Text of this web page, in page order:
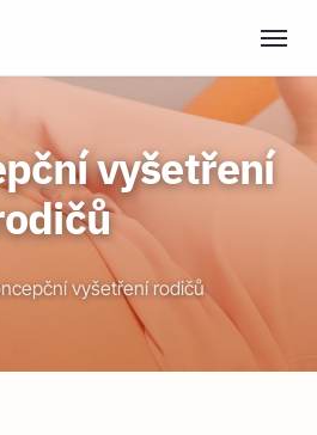
vyšetření
vyšetření rodičů